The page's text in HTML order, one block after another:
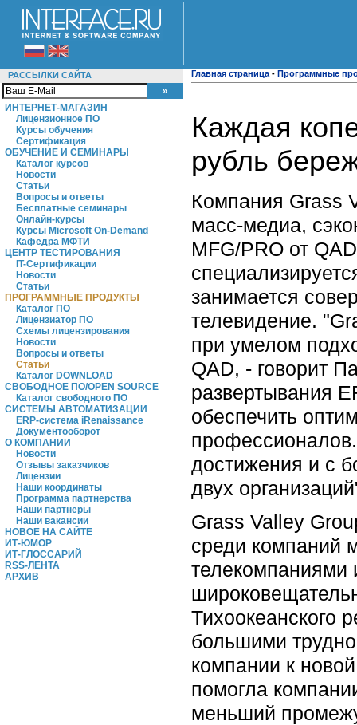
РАССЫЛКИ САЙТА
ИНТЕРНЕТ-МАГАЗИН
Лицензионное ПО
Курсы обучения
Сертификация
ОБУЧЕНИЕ И СЕМИНАРЫ
Каталог курсов
Новости
Статьи
Вопросы и ответы
Бесплатные семинары
Онлайн-курсы
Курсы Microsoft On-Demand
Кафедра МФТИ
ЦЕНТР ТЕСТИРОВАНИЯ
IT-Сертификации
Новости
Статьи
ПРОГРАММНЫЕ ПРОДУКТЫ
Каталог ПО
Лицензиатор ПО
Схемы лицензирования
Новости
Вопросы и ответы
Статьи
Каталог DOWNLOAD
СВОБОДНОЕ ПО/OPEN SOURCE
Каталог свободного ПО
СИСТЕМЫ АВТОМАТИЗАЦИИ
ERP-система iRenaissance
Документооборот
О КОМПАНИИ
Новости
Отзывы заказчиков
Лицензии
Наши координаты
Программа партнерства
Наши партнеры
Наши вакансии
НОВОЕ НА САЙТЕ
ИТ-ЮМОР
ИТ-ГЛОССАРИЙ
RSS-ЛЕНТА
АРХИВ
Главная страница - Программные
Каждая
рубль
Компания Grass
масс-медиа,
MFG/PRO от
занимается
телевидение.
при умелом
QAD, - говорит
развертывания
обеспечить
достижения и с
двух
Grass Valley
среди компаний
телекомпаниями
Тихоокеанского
большими
компании к
помогла
меньший